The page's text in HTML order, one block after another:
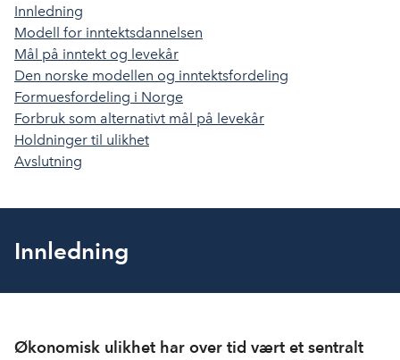
Innledning
Modell for inntektsdannelsen
Mål på inntekt og levekår
Den norske modellen og inntektsfordeling
Formuesfordeling i Norge
Forbruk som alternativt mål på levekår
Holdninger til ulikhet
Avslutning
Innledning
Økonomisk ulikhet har over tid vært et sentralt